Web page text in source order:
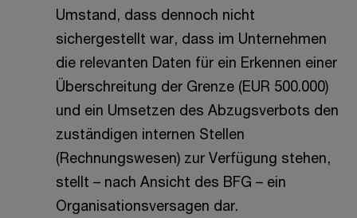
Umstand, dass dennoch nicht
sichergestellt war, dass im Unternehmen
die relevanten Daten für ein Erkennen einer
Überschreitung der Grenze (EUR 500.000)
und ein Umsetzen des Abzugsverbots den
zuständigen internen Stellen
(Rechnungswesen) zur Verfügung stehen,
stellt – nach Ansicht des BFG – ein
Organisationsversagen dar.